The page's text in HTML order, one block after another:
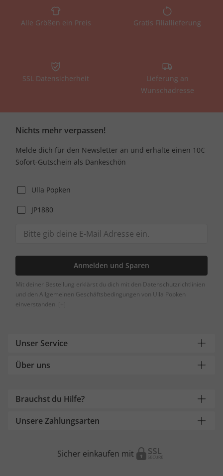
Alle Größen ein Preis Gratis Filiallieferung
SSL Datensicherheit
Lieferung an
Wunschadresse
Nichts mehr verpassen!
Melde dich für den Newsletter an und erhalte einen 10€
Sofort-Gutschein als Dankeschön
Ulla Popken
JP1880
Anmelden und Sparen
Mit deiner Bestellung erklärst du dich mit den Datenschutzrichtlinien
und den Allgemeinen Geschäftsbedingungen von Ulla Popken
einverstanden. [+]
Unser Service
Über uns
Brauchst du Hilfe?
Unsere Zahlungsarten
Sicher einkaufen mit